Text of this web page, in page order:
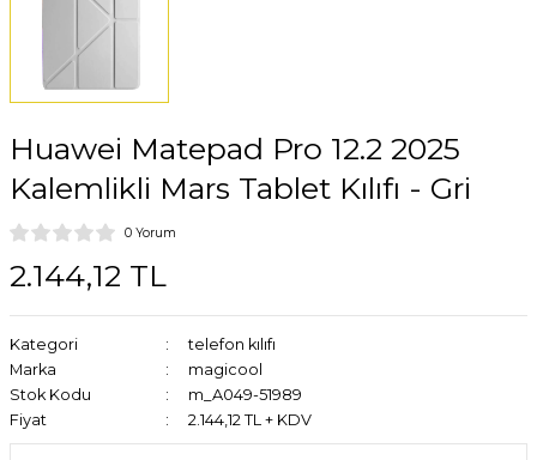
Huawei Matepad Pro 12.2 2025
Kalemlikli Mars Tablet Kılıfı - Gri
0 Yorum
2.144,12 TL
Kategori
telefon kılıfı
Marka
magicool
Stok Kodu
m_A049-51989
Fiyat
2.144,12 TL + KDV